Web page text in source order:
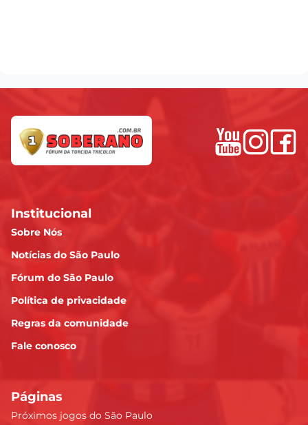
Institucional
Sobre Nós
Notícias do São Paulo
Fórum do São Paulo
Política de privacidade
Regras da comunidade
Fale conosco
Páginas
Próximos jogos do São Paulo